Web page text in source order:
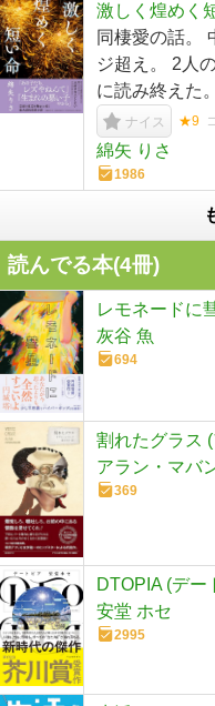
激しく煌めく
同棲愛の話。
ジ超え。 2人
に読み終えた。
ナイス ★9
綿矢 りさ
1986
読んでる本(4冊)
レモネードに
灰谷 魚
694
割れたグラス
アラン・マバ
369
DTOPIA (デー
安堂 ホセ
2995